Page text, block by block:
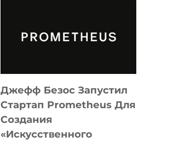
ДЛЯ
И
LINUX
Джефф Безос Запустил
Стартап Prometheus Для
Создания
«искусственного